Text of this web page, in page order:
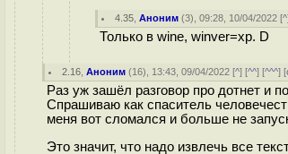
4.35 ,Аноним (3), 09:28, 10/04/2022 [^
Только в wine, winver=xp. D
2.16 ,Аноним (16), 13:43, 09/04/2022 [^] [^^] [^^^] [
Раз уж зашёл разговор про дотнет и
Спрашиваю как спаситель
меня вот сломался и больше не
Это значит, что надо извлечь все